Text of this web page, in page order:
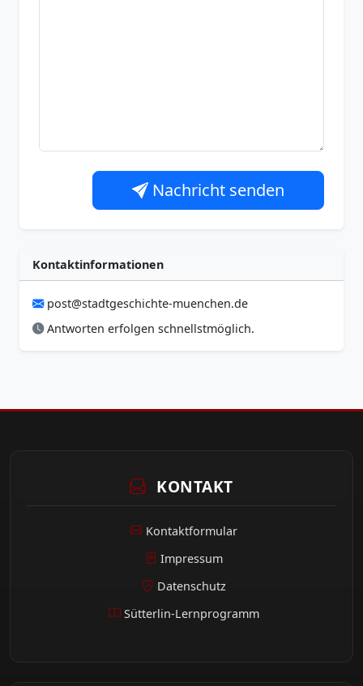
Nachricht senden
Kontaktinformationen
post@stadtgeschichte-muenchen.de
Antworten erfolgen schnellstmöglich.
KONTAKT
Kontaktformular
Impressum
Datenschutz
Sütterlin-Lernprogramm